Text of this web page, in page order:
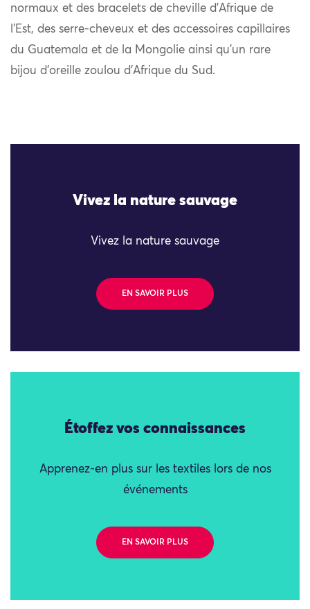
normaux et des bracelets de cheville d’Afrique de
l’Est, des serre-cheveux et des accessoires capillaires
du Guatemala et de la Mongolie ainsi qu’un rare
bijou d’oreille zoulou d’Afrique du Sud.
Vivez la nature sauvage
Vivez la nature sauvage
EN SAVOIR PLUS
Étoffez vos connaissances
Apprenez-en plus sur les textiles lors de nos
événements
EN SAVOIR PLUS